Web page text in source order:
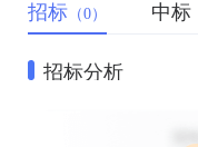
招标 （0） 中标
招标分析